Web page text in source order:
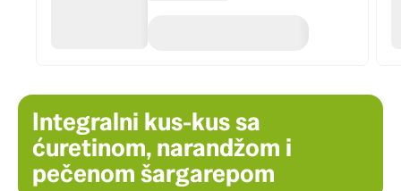
Integralni kus-kus sa
ćuretinom, narandžom i
pečenom šargarepom